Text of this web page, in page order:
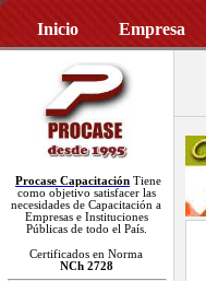
Inicio Empresa
Procase Capacitación Tiene
como objetivo satisfacer las
necesidades de Capacitación a
Empresas e Instituciones
Públicas de todo el País.
Certificados en Norma
NCh 2728